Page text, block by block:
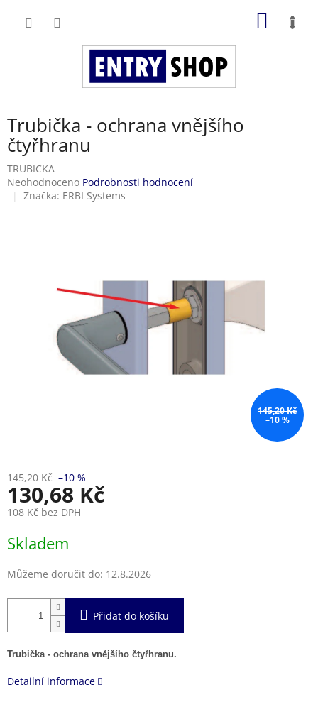
Trubička - ochrana vnějšího
čtyřhranu
TRUBICKA
Průměrné
hodnocení
Neohodnoceno Podrobnosti hodnocení
Značka: ERBI Systems
145,20 Kč
–10 %
145,20 Kč –10 %
130,68 Kč
108 Kč bez DPH
cena:
Skladem
Můžeme doručit do: 12.8.2026
Přidat do košíku
Trubička - ochrana vnějšího čtyřhranu.
Detailní informace